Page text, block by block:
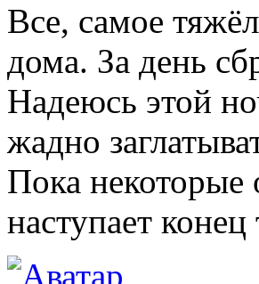
Все, самое
дома. За день
Надеюсь этой
жадно
Пока некоторые
наступает